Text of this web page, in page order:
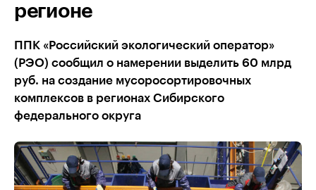
регионе
ППК «Российский экологический оператор»
(РЭО) сообщил о намерении выделить 60 млрд
руб. на создание мусоросортировочных
комплексов в регионах Сибирского
федерального округа